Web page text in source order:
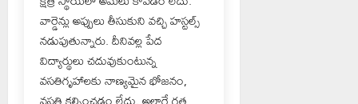
వార్డెన్లు అప్పులు తీసుకుని వచ్చి హస్టల్స్
నడుపుతున్నారు. దీనివల్ల పేద
విద్యార్థులు చదువుకుంటున్న
వసతిగృహాలకు నాణ్యమైన భోజనం,